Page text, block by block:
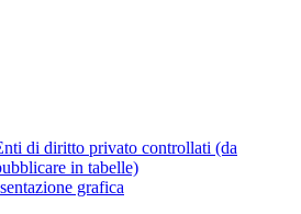
di diritto privato controllati (da
in tabelle)
grafica